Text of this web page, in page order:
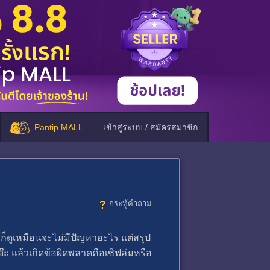
Pantip MALL เข้าสู่ระบบ / สมัครสมาชิก
กระทู้คำถาม
ดูเหมือนจะไม่มีปัญหาอะไร​ แต่สรุป
ะ​ แล้วเกิดข้อผิดพลาดคือเซิฟล่มหรือ